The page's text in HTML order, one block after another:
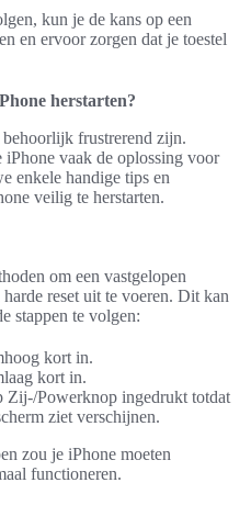
kun je de kans op een
en ervoor zorgen dat je toestel
herstarten?
frustrerend zijn.
vaak de oplossing voor
enkele handige tips en
veilig te herstarten.
om een vastgelopen
reset uit te voeren. Dit kan
stappen te volgen:
kort in.
kort in.
Zij-/Powerknop ingedrukt totdat
ziet verschijnen.
zou je iPhone moeten
functioneren.